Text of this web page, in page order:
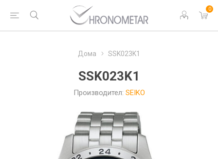
0
Дома SSK023K1
SSK023K1
Производител: SEIKO